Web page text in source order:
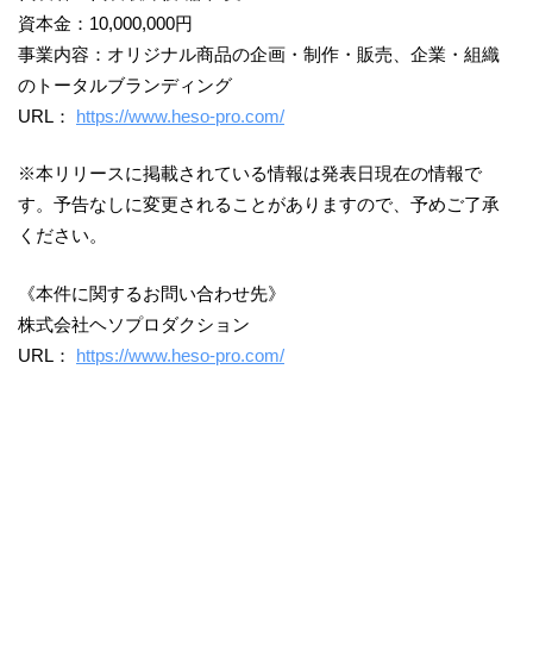
資本金：10,000,000円
事業内容：オリジナル商品の企画・制作・販売、企業・組織
のトータルブランディング
URL： https://www.heso-pro.com/
※本リリースに掲載されている情報は発表日現在の情報で
す。予告なしに変更されることがありますので、予めご了承
ください。
《本件に関するお問い合わせ先》
株式会社ヘソプロダクション
URL： https://www.heso-pro.com/